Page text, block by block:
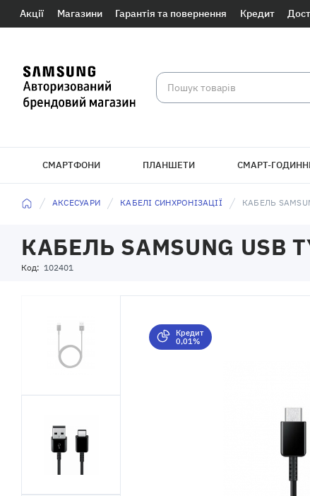
Акції Магазини Гарантія та повернення Кредит
СМАРТФОНИ ПЛАНШЕТИ СМАРТ-
БРАСЛЕТИ
АКСЕСУАРИ КАБЕЛІ СИНХРОНІЗАЦІЇ КАБЕЛЬ
КАБЕЛЬ SAMSUNG USB
Код: 102401
Кредит
0,01%